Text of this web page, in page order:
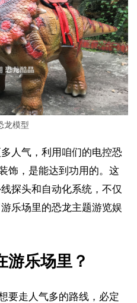
龙模型
人气，利用咱们的电控恐
饰，是能达到功用的。这
探头和自动化系统，不仅
乐场里的恐龙主题游览娱
游乐场里？
要走人气多的路线，必定